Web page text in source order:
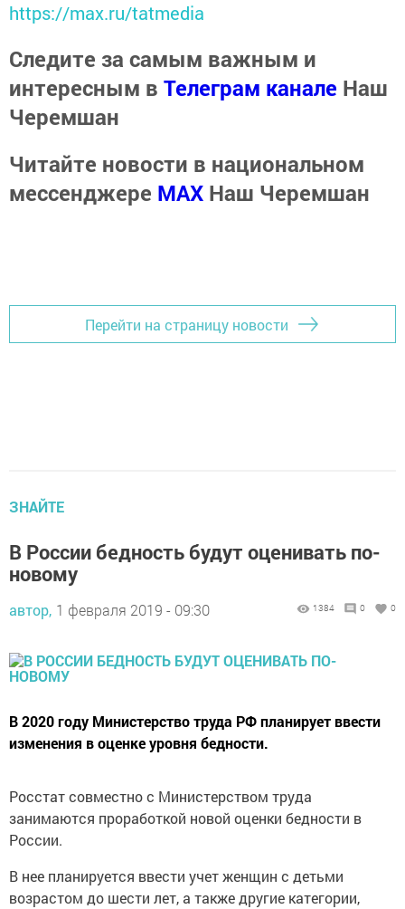
https://max.ru/tatmedia
Следите за самым важным и
интересным в Телеграм канале Наш
Черемшан
Читайте новости в национальном
мессенджере MАХ Наш Черемшан
Перейти на страницу новости
ЗНАЙТЕ
В России бедность будут оценивать по-
новому
автор, 1 февраля 2019 - 09:30 1384 0 0
В 2020 году Министерство труда РФ планирует ввести
изменения в оценке уровня бедности.
Росстат совместно с Министерством труда
занимаются проработкой новой оценки бедности в
России.
В нее планируется ввести учет женщин с детьми
возрастом до шести лет, а также другие категории,